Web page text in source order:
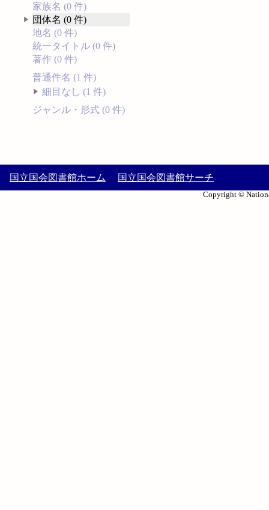
家族名 (0 件)
団体名 (0 件)
地名 (0 件)
統一タイトル (0 件)
著作 (0 件)
普通件名 (1 件)
細目なし (1 件)
ジャンル・形式 (0 件)
国立国会図書館ホーム 国立国会図書館サーチ
Copyright ©